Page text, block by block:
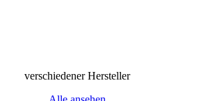
verschiedener Hersteller